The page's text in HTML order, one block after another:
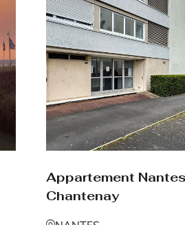
Appartement
Chantenay